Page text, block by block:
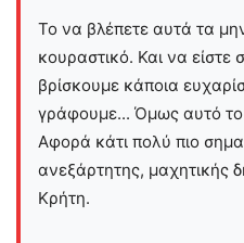
Το να βλέπετε αυτά τα
κουραστικό. Και να είστε
βρίσκουμε κάποια
γράφουμε... Όμως αυτό
Αφορά κάτι πολύ πιο
ανεξάρτητης, μαχητικής
Kρήτη.